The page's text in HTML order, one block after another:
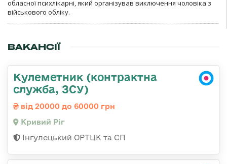
обласної психлікарні, який організував виключення чоловіка з
військового обліку.
ВАКАНСІЇ
Кулеметник (контрактна
служба, ЗСУ)
від 20000 до 60000 грн
Кривий Ріг
Інгулецький ОРТЦК та СП